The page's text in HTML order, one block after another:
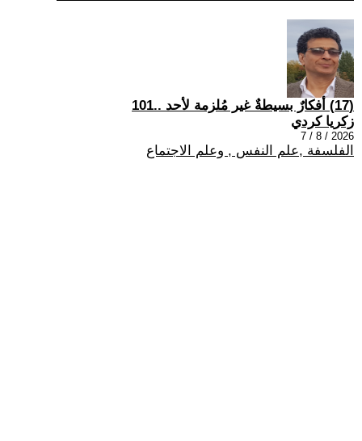
(17) أفكارٌ بسيطةٌ غير مُلزمة لأحد ..101
زكريا كردي
2026 / 8 / 7
الفلسفة ,علم النفس , وعلم الاجتماع